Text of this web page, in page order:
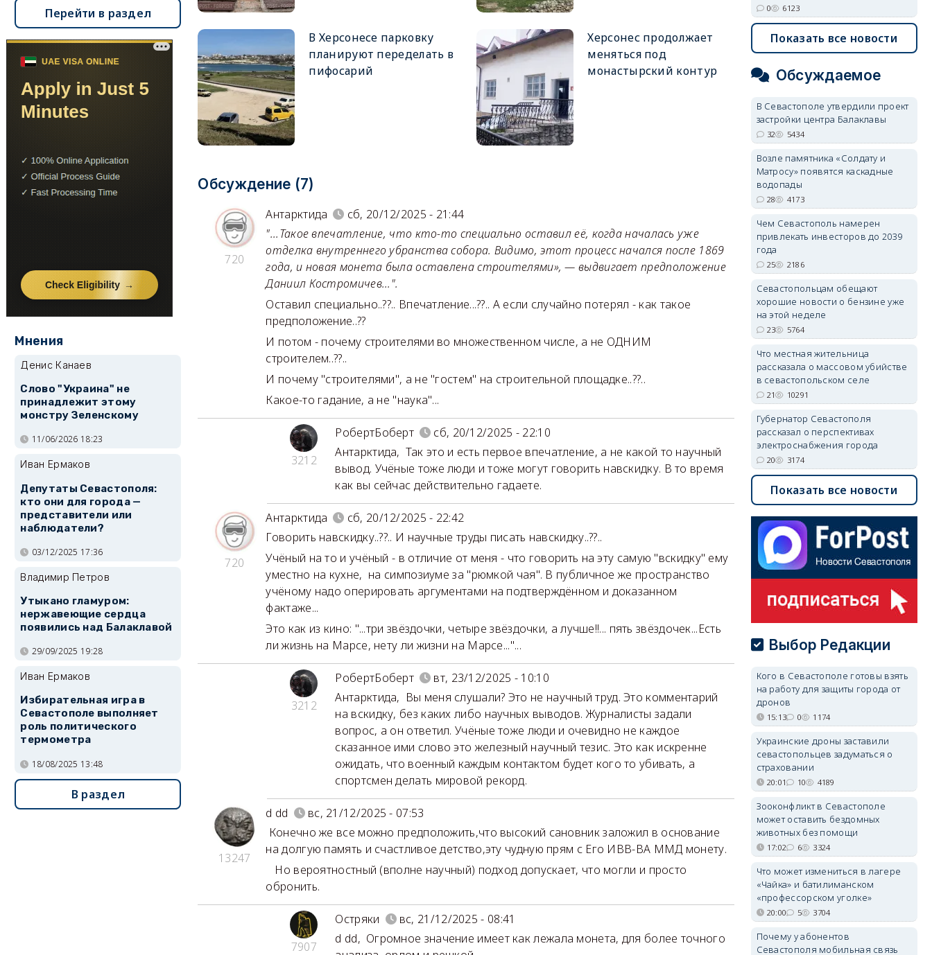
В Херсонесе парковку
планируют переделать в
пифосарий
Херсонес продолжает
меняться под
монастырский контур
Обсуждение (7)
720
Антарктида
сб, 20/12/2025 - 21:44
"...Такое впечатление, что кто-то специально оставил её, когда началась уже
отделка внутреннего убранства собора. Видимо, этот процесс начался после 1869
года, и новая монета была оставлена строителями», — выдвигает предположение
Даниил Костромичев...".
Оставил специально..??.. Впечатление...??.. А если случайно потерял - как такое
предположение..??
И потом - почему строителями во множественном числе, а не ОДНИМ
строителем..??..
И почему "строителями", а не "гостем" на строительной площадке..??..
Какое-то гадание, а не "наука"...
3212
РобертБоберт
сб, 20/12/2025 - 22:10
Антарктида, Так это и есть первое впечатление, а не какой то научный
вывод. Учёные тоже люди и тоже могут говорить навскидку. В то время
как вы сейчас действительно гадаете.
720
Антарктида
сб, 20/12/2025 - 22:42
Говорить навскидку..??.. И научные труды писать навскидку..??..
Учёный на то и учёный - в отличие от меня - что говорить на эту самую "вскидку" ему
уместно на кухне, на симпозиуме за "рюмкой чая". В публичное же пространство
учёному надо оперировать аргументами на подтверждённом и доказанном
фактаже...
Это как из кино: "...три звёздочки, четыре звёздочки, а лучше!!... пять звёздочек...Есть
ли жизнь на Марсе, нету ли жизни на Марсе..."...
3212
РобертБоберт
вт, 23/12/2025 - 10:10
Антарктида, Вы меня слушали? Это не научный труд. Это комментарий
на вскидку, без каких либо научных выводов. Журналисты задали
вопрос, а он ответил. Учёные тоже люди и очевидно не каждое
сказанное ими слово это железный научный тезис. Это как искренне
ожидать, что военный каждым контактом будет кого то убивать, а
спортсмен делать мировой рекорд.
13247
d dd
вс, 21/12/2025 - 07:53
Конечно же все можно предположить,что высокий сановник заложил в основание
на долгую память и счастливое детство,эту чудную прям с Его ИВВ-ВА ММД монету.
Но вероятностный (вполне научный) подход допускает, что могли и просто
обронить.
7907
Остряки
вс, 21/12/2025 - 08:41
d dd, Огромное значение имеет как лежала монета, для более точного
Перейти в раздел
Мнения
Денис Канаев
Слово "Украина" не
принадлежит этому
монстру Зеленскому
11/06/2026 18:23
Иван Ермаков
Депутаты Севастополя:
кто они для города —
представители или
наблюдатели?
03/12/2025 17:36
Владимир Петров
Утыкано гламуром:
нержавеющие сердца
появились над Балаклавой
29/09/2025 19:28
Иван Ермаков
Избирательная игра в
Севастополе выполняет
роль политического
термометра
18/08/2025 13:48
В раздел
0 6123
Показать все новости
Обсуждаемое
В Севастополе утвердили проект
застройки центра Балаклавы
32 5434
Возле памятника «Солдату и
Матросу» появятся каскадные
водопады
28 4173
Чем Севастополь намерен
привлекать инвесторов до 2039
года
25 2186
Севастопольцам обещают
хорошие новости о бензине уже
на этой неделе
23 5764
Что местная жительница
рассказала о массовом убийстве
в севастопольском селе
21 10291
Губернатор Севастополя
рассказал о перспективах
электроснабжения города
20 3174
Показать все новости
Выбор Редакции
Кого в Севастополе готовы взять
на работу для защиты города от
дронов
15:13 0 1174
Украинские дроны заставили
севастопольцев задуматься о
страховании
20:01 10 4189
Зооконфликт в Севастополе
может оставить бездомных
животных без помощи
17:02 6 3324
Что может измениться в лагере
«Чайка» и батилиманском
«профессорском уголке»
20:00 5 3704
Почему у абонентов
Севастополя мобильная связь